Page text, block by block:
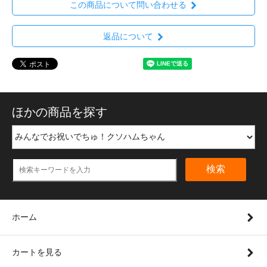
この商品について問い合わせる
返品について
ほかの商品を探す
検索
ホーム
カートを見る